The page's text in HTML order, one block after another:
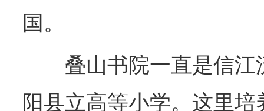
国。
叠山书院一直是信江
阳县立高等小学。这里